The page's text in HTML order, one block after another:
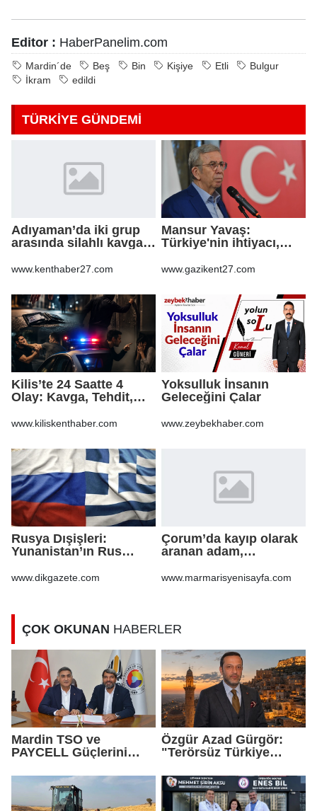
Editor : HaberPanelim.com
Mardin´de Beş Bin Kişiye Etli
Bulgur
İkram
edildi
TÜRKİYE GÜNDEMİ
Adıyaman’da iki grup
arasında silahlı kavga:
www.kenthaber27.com
Mansur Yavaş:
Türkiye'nin ihtiyacı,
mutabakatlar değil
www.gazikent27.com
Kilis’te 24 Saatte 4
Olay: Kavga, Tehdit,
Verme
www.kiliskenthaber.com
Yoksulluk İnsanın
Geleceğini Çalar
www.zeybekhaber.com
Rusya Dışişleri:
Yunanistan’ın Rus
ekonomiye pahalıya
www.dikgazete.com
Çorum’da kayıp olarak
aranan adam,
otomobilinin altında ölü
www.marmarisyenisayfa.com
ÇOK OKUNAN HABERLER
Mardin TSO ve
PAYCELL Güçlerini
Özgür Azad Gürgör:
"Terörsüz Türkiye
Turizmi İçin Yeni Bir
Dönemin Başlangıcıdır"